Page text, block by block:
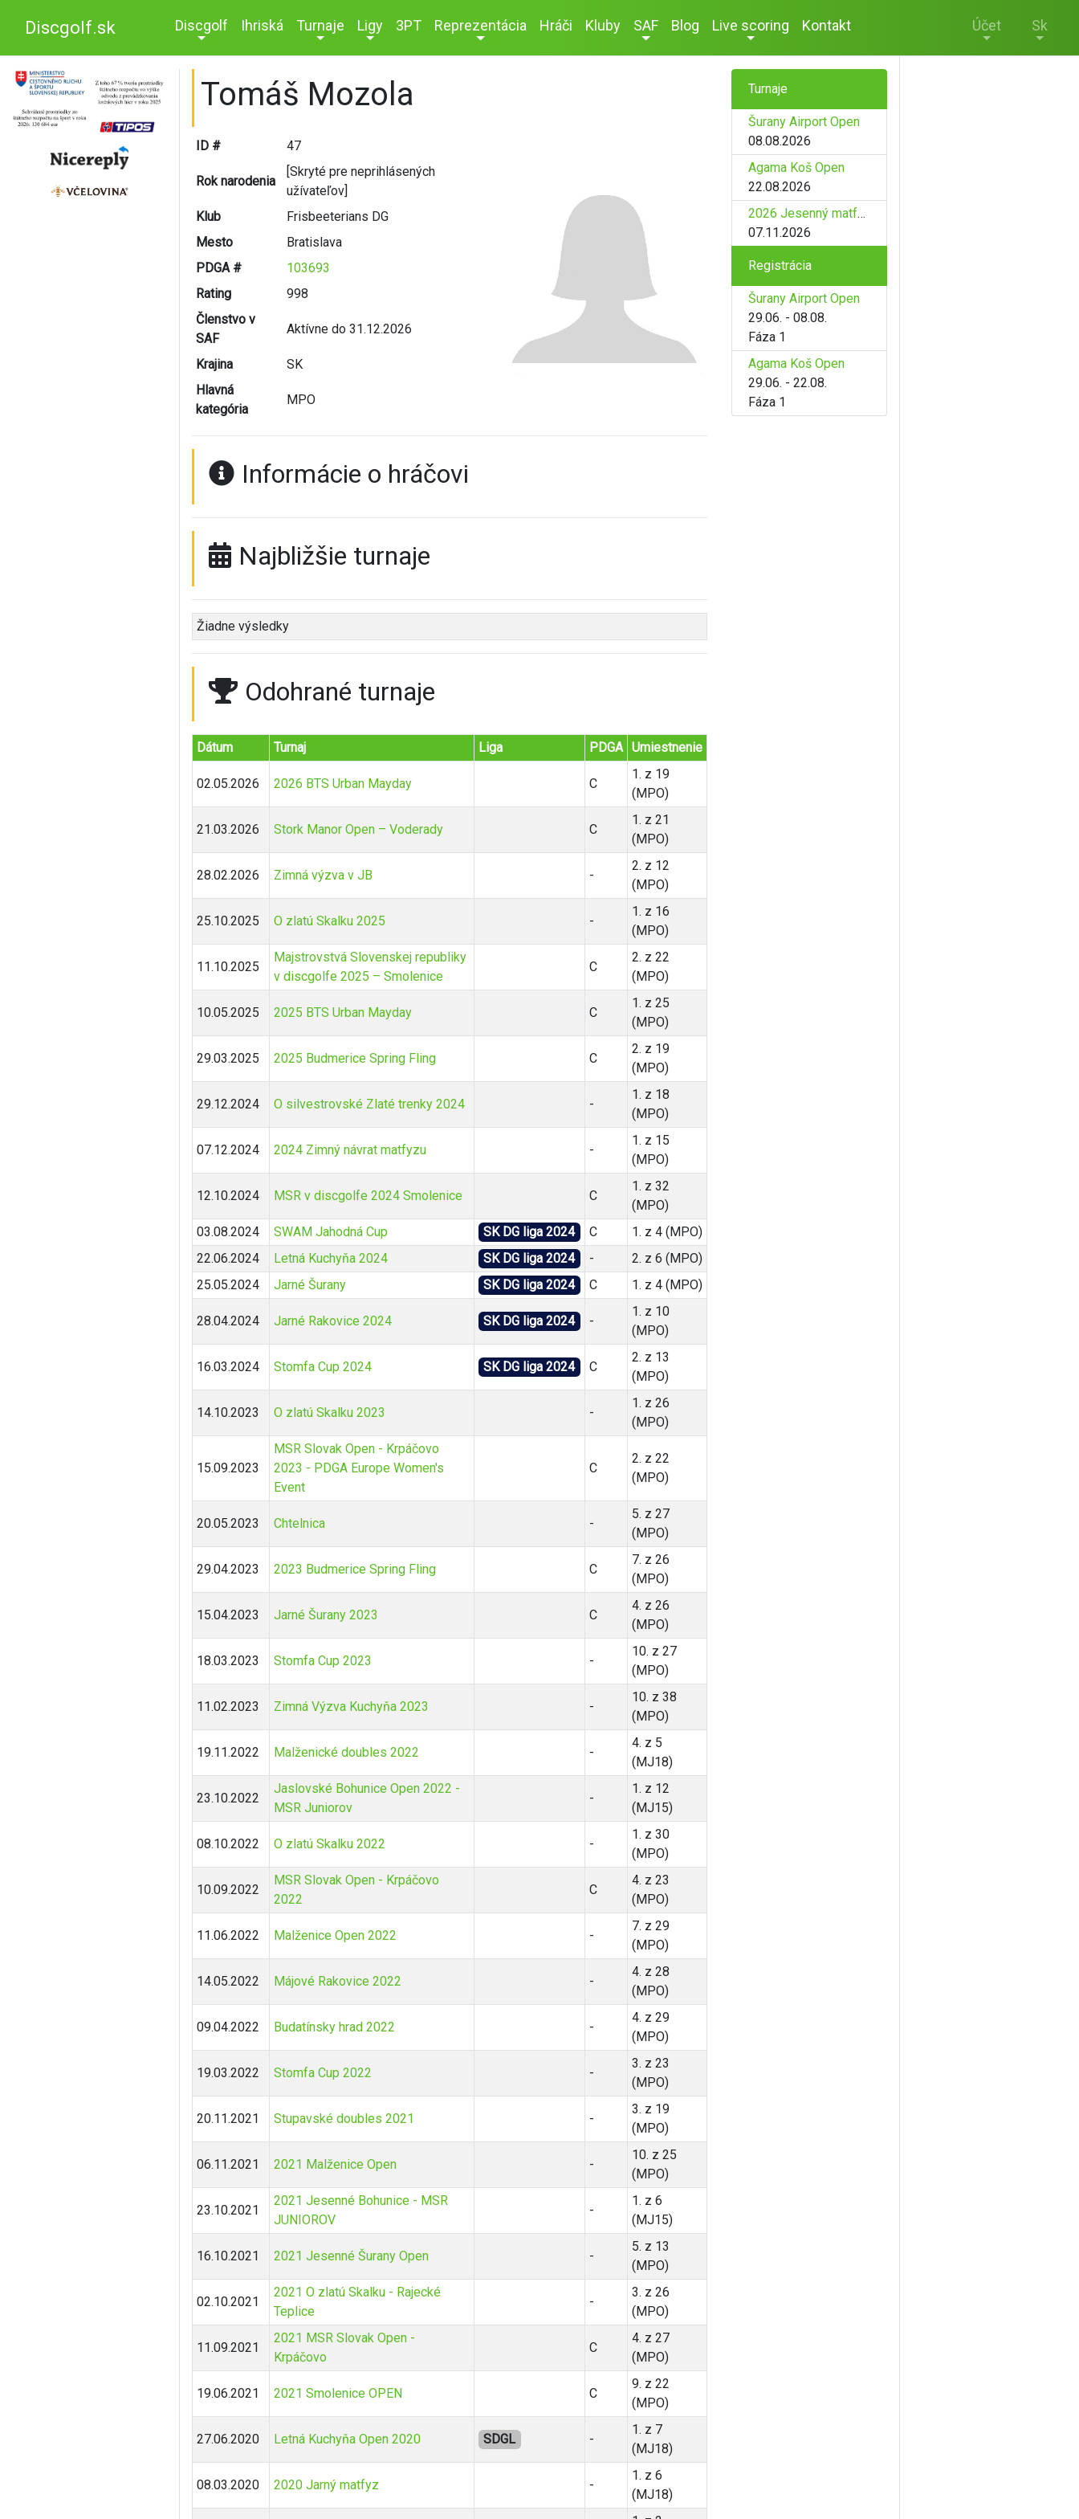
Discgolf.sk Discgolf Ihriská Turnaje Ligy 3PT Reprezentácia Hráči Kluby SAF Blog Live scoring Kontakt Účet Sk
Tomáš Mozola
ID # 47
Rok narodenia
[Skryté pre neprihlásených
užívateľov]
Klub
Frisbeeterians DG
Mesto
Bratislava
PDGA #
103693
Rating
998
Členstvo v
SAF
Aktívne do 31.12.2026
Krajina
SK
Hlavná
kategória
MPO
Informácie o hráčovi
Najbližšie turnaje
Žiadne výsledky
Odohrané turnaje
Dátum Turnaj Liga PDGA Umiestnenie
02.05.2026 2026 BTS Urban Mayday C
1. z 19
(MPO)
21.03.2026 Stork Manor Open – Voderady C
1. z 21
(MPO)
28.02.2026 Zimná výzva v JB -
2. z 12
(MPO)
25.10.2025 O zlatú Skalku 2025 -
1. z 16
(MPO)
11.10.2025
Majstrovstvá Slovenskej republiky
v discgolfe 2025 – Smolenice
C
2. z 22
(MPO)
10.05.2025 2025 BTS Urban Mayday C
1. z 25
(MPO)
29.03.2025 2025 Budmerice Spring Fling C
2. z 19
(MPO)
29.12.2024 O silvestrovské Zlaté trenky 2024 -
1. z 18
(MPO)
07.12.2024 2024 Zimný návrat matfyzu -
1. z 15
(MPO)
12.10.2024 MSR v discgolfe 2024 Smolenice C
1. z 32
(MPO)
03.08.2024
SWAM Jahodná Cup SK DG liga 2024 C
1. z 4 (MPO)
22.06.2024
Letná Kuchyňa 2024 SK DG liga 2024 -
2. z 6 (MPO)
25.05.2024
Jarné Šurany SK DG liga 2024 C 1. z 4 (MPO)
28.04.2024 Jarné Rakovice 2024 SK DG liga 2024 -
1. z 10
(MPO)
16.03.2024 Stomfa Cup 2024 SK DG liga 2024 C
2. z 13
(MPO)
14.10.2023 O zlatú Skalku 2023 -
1. z 26
(MPO)
15.09.2023
MSR Slovak Open - Krpáčovo
2023 - PDGA Europe Women's
Event
C
2. z 22
(MPO)
20.05.2023 Chtelnica -
5. z 27
(MPO)
29.04.2023 2023 Budmerice Spring Fling C
7. z 26
(MPO)
15.04.2023 Jarné Šurany 2023 C
4. z 26
(MPO)
18.03.2023 Stomfa Cup 2023 -
10. z 27
(MPO)
11.02.2023 Zimná Výzva Kuchyňa 2023 -
10. z 38
(MPO)
19.11.2022 Malženické doubles 2022 -
4. z 5
(MJ18)
23.10.2022
Jaslovské Bohunice Open 2022 -
MSR Juniorov
-
1. z 12
(MJ15)
08.10.2022 O zlatú Skalku 2022 -
1. z 30
(MPO)
10.09.2022
MSR Slovak Open - Krpáčovo
2022
C
4. z 23
(MPO)
11.06.2022 Malženice Open 2022 -
7. z 29
(MPO)
14.05.2022 Májové Rakovice 2022 -
4. z 28
(MPO)
09.04.2022 Budatínsky hrad 2022 -
4. z 29
(MPO)
19.03.2022 Stomfa Cup 2022 -
3. z 23
(MPO)
20.11.2021 Stupavské doubles 2021 -
3. z 19
(MPO)
06.11.2021 2021 Malženice Open -
10. z 25
(MPO)
23.10.2021
2021 Jesenné Bohunice - MSR
JUNIOROV
-
1. z 6
(MJ15)
16.10.2021 2021 Jesenné Šurany Open -
5. z 13
(MPO)
02.10.2021
2021 O zlatú Skalku - Rajecké
Teplice
-
3. z 26
(MPO)
11.09.2021
2021 MSR Slovak Open -
Krpáčovo
C
4. z 27
(MPO)
19.06.2021 2021 Smolenice OPEN C
9. z 22
(MPO)
27.06.2020 Letná Kuchyňa Open 2020 SDGL -
1. z 7
(MJ18)
08.03.2020 2020 Jarný matfyz -
1. z 6
(MJ18)
Turnaje
Šurany Airport Open
08.08.2026
Agama Koš Open
22.08.2026
2026 Jesenný matfyz
07.11.2026
Registrácia
Šurany Airport Open
29.06. - 08.08.
Fáza 1
Agama Koš Open
29.06. - 22.08.
Fáza 1